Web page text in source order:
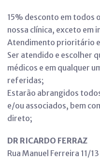
15% desconto em todos
nossa clínica, exceto em
Atendimento prioritário
Ser atendido e escolher
médicos e em qualquer
referidas;
Estarão abrangidos
e/ou associados, bem
direto;
DR RICARDO FERRAZ
Rua Manuel Ferreira 11/13